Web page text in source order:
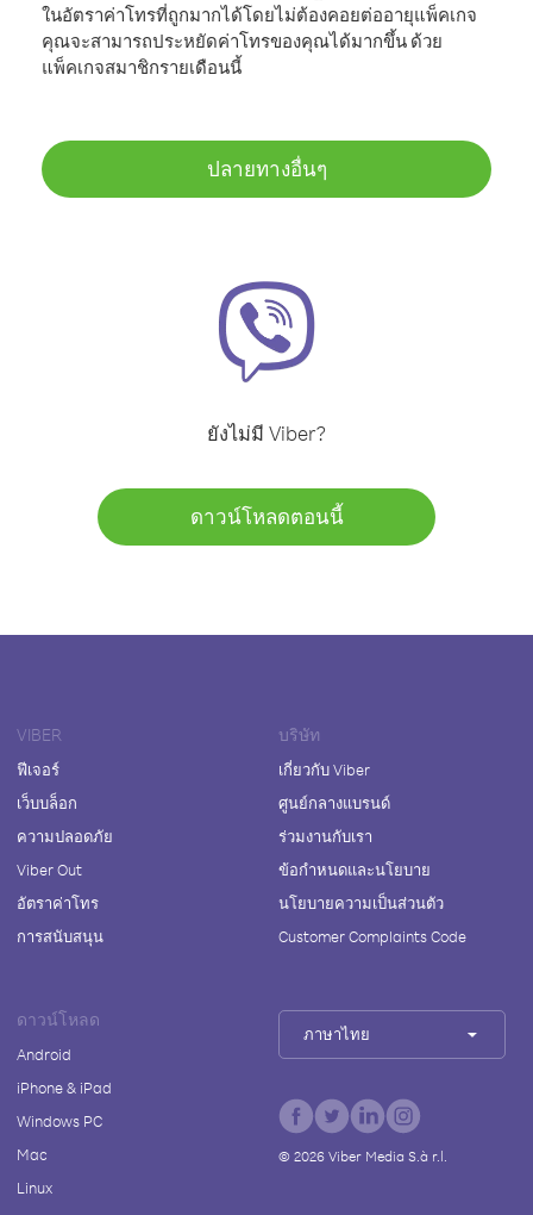
ในอัตราค่าโทรที่ถูกมากได้โดยไม่ต้องคอยต่ออายุแพ็คเกจ
คุณจะสามารถประหยัดค่าโทรของคุณได้มากขึ้น ด้วย
แพ็คเกจสมาชิกรายเดือนนี้
ปลายทางอื่นๆ
ยังไม่มี Viber?
ดาวน์โหลดตอนนี้
VIBER
ฟีเจอร์
เว็บบล็อก
ความปลอดภัย
Viber Out
อัตราค่าโทร
การสนับสนุน
บริษัท
เกี่ยวกับ Viber
ศูนย์กลางแบรนด์
ร่วมงานกับเรา
ข้อกำหนดและนโยบาย
นโยบายความเป็นส่วนตัว
Customer Complaints Code
ดาวน์โหลด
Android
iPhone & iPad
Windows PC
Mac
Linux
ภาษาไทย
© 2026Viber Media S.à r.l.